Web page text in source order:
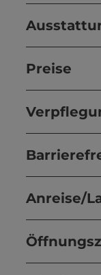
Preise
Anreise/